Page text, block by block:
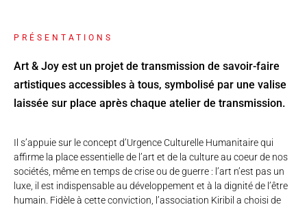
PRÉSENTATIONS
Art & Joy est un projet de transmission de savoir-faire
artistiques accessibles à tous, symbolisé par une valise
laissée sur place après chaque atelier de transmission.
Il s’appuie sur le concept d’Urgence Culturelle Humanitaire qui
affirme la place essentielle de l’art et de la culture au coeur de nos
sociétés, même en temps de crise ou de guerre : l’art n’est pas un
luxe, il est indispensable au développement et à la dignité de l’être
humain. Fidèle à cette conviction, l’association Kiribil a choisi de